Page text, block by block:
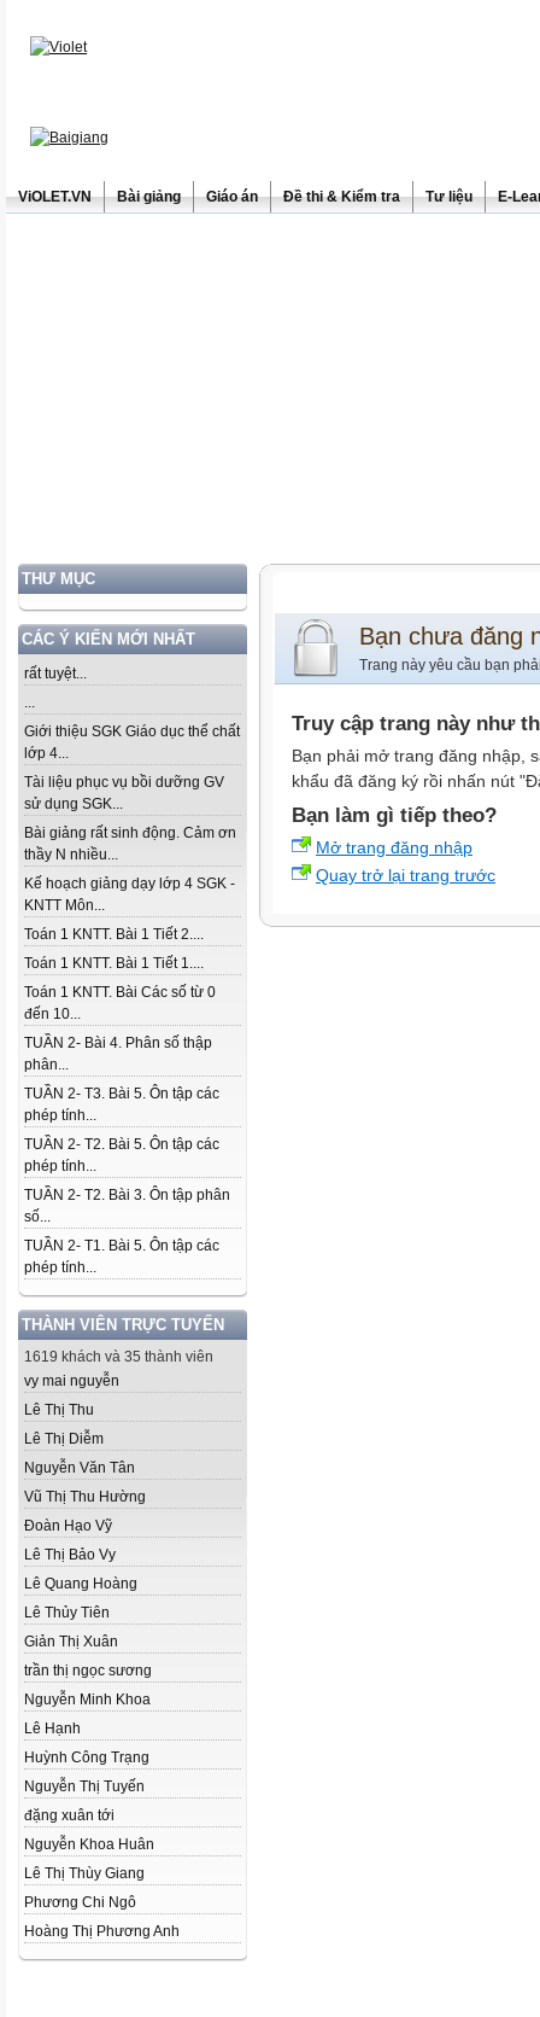
ViOLET.VN Bài giảng Giáo án Đề thi & Kiểm tra Tư liệu E-
THƯ MỤC
CÁC Ý KIẾN MỚI NHẤT
rất tuyệt...
...
Giới thiệu SGK Giáo dục thể chất
lớp 4...
Tài liệu phục vụ bồi dưỡng GV
sử dụng SGK...
Bài giảng rất sinh động. Cảm ơn
thầy N nhiều...
Kế hoạch giảng dạy lớp 4 SGK -
KNTT Môn...
Toán 1 KNTT. Bài 1 Tiết 2....
Toán 1 KNTT. Bài 1 Tiết 1....
Toán 1 KNTT. Bài Các số từ 0
đến 10...
TUẦN 2- Bài 4. Phân số thập
phân...
TUẦN 2- T3. Bài 5. Ôn tập các
phép tính...
TUẦN 2- T2. Bài 5. Ôn tập các
phép tính...
TUẦN 2- T2. Bài 3. Ôn tập phân
số...
TUẦN 2- T1. Bài 5. Ôn tập các
phép tính...
THÀNH VIÊN TRỰC TUYẾN
1619 khách và 35 thành viên
vy mai nguyễn
Lê Thị Thu
Lê Thị Diễm
Nguyễn Văn Tân
Vũ Thị Thu Hường
Đoàn Hạo Vỹ
Lê Thị Bảo Vy
Lê Quang Hoàng
Lê Thủy Tiên
Giản Thị Xuân
trần thị ngọc sương
Nguyễn Minh Khoa
Lê Hạnh
Huỳnh Công Trạng
Nguyễn Thị Tuyến
đặng xuân tới
Nguyễn Khoa Huân
Lê Thị Thùy Giang
Phương Chi Ngô
Hoàng Thị Phương Anh
Bạn chưa đăng
Trang này yêu cầu bạn
Truy cập trang này như
Bạn phải mở trang đăng nhập,
khẩu đã đăng ký rồi nhấn nút
Bạn làm gì tiếp theo?
Mở trang đăng nhập
Quay trở lại trang trước